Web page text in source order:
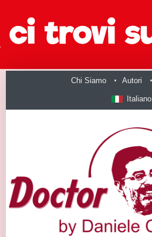
Chi Siamo Autori
Italiano